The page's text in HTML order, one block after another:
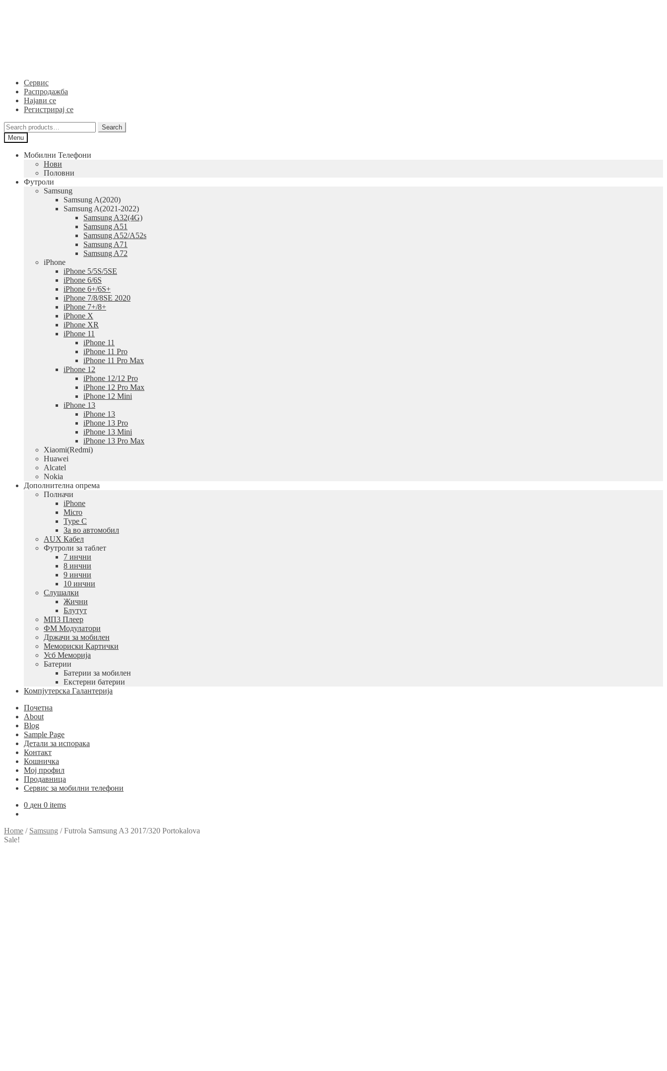
Сервис
Распродажба
Најави се
Регистрирај се
Search
for:
Search
Menu
Мобилни Телефони
Нови
Половни
Футроли
Samsung
Samsung A(2020)
Samsung A(2021-2022)
Samsung A32(4G)
Samsung A51
Samsung A52/A52s
Samsung A71
Samsung A72
iPhone
iPhone 5/5S/5SE
iPhone 6/6S
iPhone 6+/6S+
iPhone 7/8/8SE 2020
iPhone 7+/8+
iPhone X
iPhone XR
iPhone 11
iPhone 11
iPhone 11 Pro
iPhone 11 Pro Max
iPhone 12
iPhone 12/12 Pro
iPhone 12 Pro Max
iPhone 12 Mini
iPhone 13
iPhone 13
iPhone 13 Pro
iPhone 13 Mini
iPhone 13 Pro Max
Xiaomi(Redmi)
Huawei
Alcatel
Nokia
Дополнителна опрема
Полначи
iPhone
Micro
Type C
За во автомобил
AUX Кабел
Футроли за таблет
7 инчни
8 инчни
9 инчни
10 инчни
Слушалки
Жични
Блутут
МП3 Плеер
ФМ Модулатори
Држачи за мобилен
Мемориски Картички
Усб Меморија
Батерии
Батерии за мобилен
Екстерни батерии
Компјутерска Галантерија
Почетна
About
Blog
Sample Page
Детали за испорака
Контакт
Кошничка
Мој профил
Продавница
Сервис за мобилни телефони
0 ден 0 items
Home / Samsung /Futrola Samsung A3 2017/320 Portokalova
Sale!